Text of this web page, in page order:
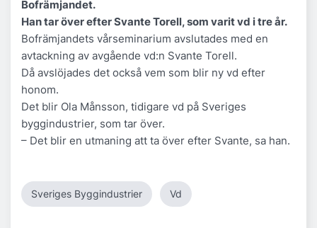
Bofrämjandet.
Han tar över efter Svante Torell, som varit vd i tre år.
Bofrämjandets vårseminarium avslutades med en
avtackning av avgående vd:n Svante Torell.
Då avslöjades det också vem som blir ny vd efter
honom.
Det blir Ola Månsson, tidigare vd på Sveriges
byggindustrier, som tar över.
– Det blir en utmaning att ta över efter Svante, sa han.
Sveriges Byggindustrier Vd